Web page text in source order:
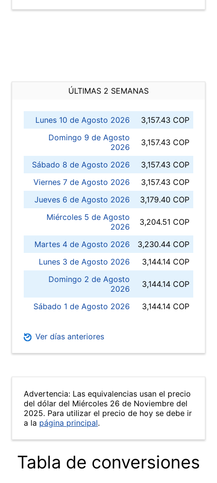
ÚLTIMAS 2 SEMANAS
Lunes 10 de Agosto 2026
3,157.43 COP
Domingo 9 de Agosto
2026
3,157.43 COP
Sábado 8 de Agosto 2026
3,157.43 COP
Viernes 7 de Agosto 2026
3,157.43 COP
Jueves 6 de Agosto 2026
3,179.40 COP
Miércoles 5 de Agosto
2026
3,204.51 COP
Martes 4 de Agosto 2026
3,230.44 COP
Lunes 3 de Agosto 2026
3,144.14 COP
Domingo 2 de Agosto
2026
3,144.14 COP
Sábado 1 de Agosto 2026 3,144.14 COP
Ver días anteriores
Advertencia: Las equivalencias usan el precio
del dólar del Miércoles 26 de Noviembre del
2025. Para utilizar el precio de hoy se debe ir
a la página principal.
Tabla de conversiones